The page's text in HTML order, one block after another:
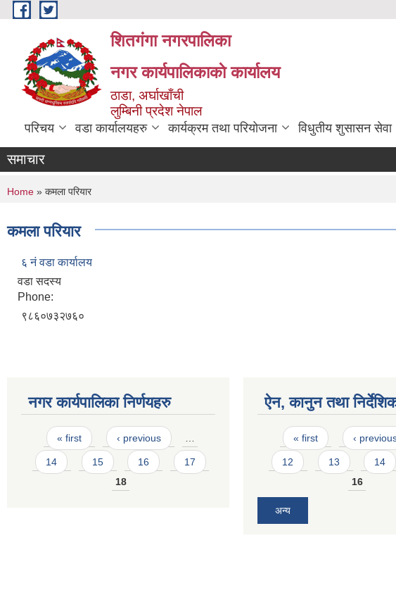
Skip to main content
शितगंगा नगरपालिका
नगर कार्यपालिकाकाे कार्यालय
ठाडा, अर्घाखाँची
लुम्बिनी प्रदेश नेपाल
परिचय वडा कार्यालयहरु कार्यक्रम तथा परियोजना विधुतीय शुसासन सेवा
समाचार
You are here
Home » कमला परियार
कमला परियार
६ नं वडा कार्यालय
वडा सदस्य
Phone:
९८६०७३२७६०
नगर कार्यपालिका निर्णयहरु
Pages
« first ‹ previous
14 15 16
17
18
ऐन, कानुन तथा
Pages
« first ‹
12 13 14
16
अन्य